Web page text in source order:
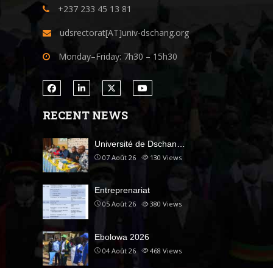
+237 233 45 13 81
udsrectorat[AT]univ-dschang.org
Monday–Friday: 7h30 – 15h30
RECENT NEWS
Université de Dschan…
07 Août 26 130 Views
Entreprenariat
05 Août 26 380 Views
Ebolowa 2026
04 Août 26 468 Views